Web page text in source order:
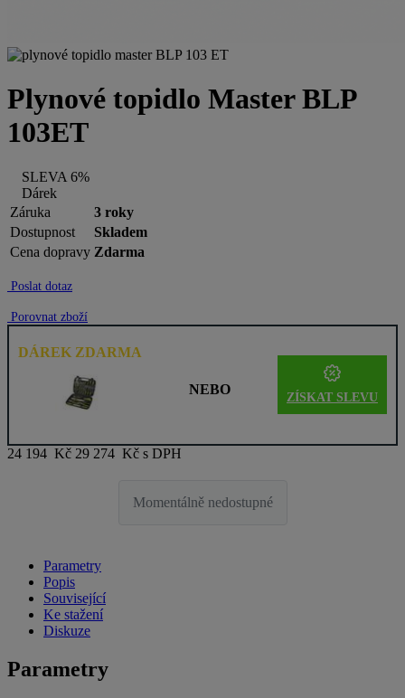
Plynové topidlo Master BLP
103ET
SLEVA 6%
Dárek
Záruka
3 roky
Dostupnost
Skladem
Cena dopravy Zdarma
Poslat dotaz
Porovnat zboží
DÁREK ZDARMA
NEBO
ZÍSKAT SLEVU
24 194 Kč 29 274 Kč s DPH
Momentálně nedostupné
Parametry
Popis
Související
Ke stažení
Diskuze
Parametry